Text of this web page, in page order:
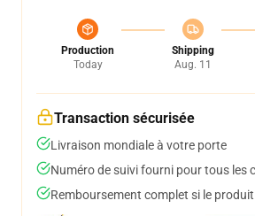
Production
Today
Shipping
Aug. 11
Transaction sécurisée
Livraison mondiale à votre porte
Numéro de suivi fourni pour tous les
Remboursement complet si le